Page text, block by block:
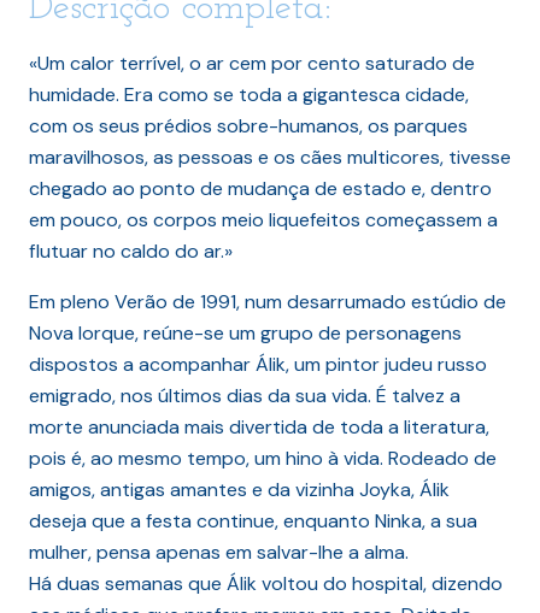
Descrição completa:
«Um calor terrível, o ar cem por cento saturado de
humidade. Era como se toda a gigantesca cidade,
com os seus prédios sobre-humanos, os parques
maravilhosos, as pessoas e os cães multicores, tivesse
chegado ao ponto de mudança de estado e, dentro
em pouco, os corpos meio liquefeitos começassem a
flutuar no caldo do ar.»
Em pleno Verão de 1991, num desarrumado estúdio de
Nova Iorque, reúne-se um grupo de personagens
dispostos a acompanhar Álik, um pintor judeu russo
emigrado, nos últimos dias da sua vida. É talvez a
morte anunciada mais divertida de toda a literatura,
pois é, ao mesmo tempo, um hino à vida. Rodeado de
amigos, antigas amantes e da vizinha Joyka, Álik
deseja que a festa continue, enquanto Ninka, a sua
mulher, pensa apenas em salvar-lhe a alma.
Há duas semanas que Álik voltou do hospital, dizendo